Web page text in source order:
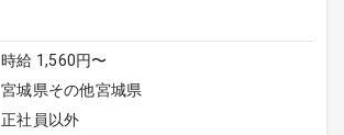
時給 1,560円〜
宮城県その他宮城県
正社員以外